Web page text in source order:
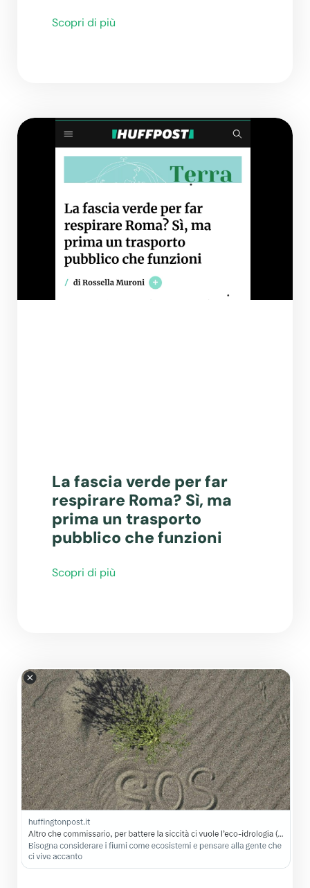
Scopri di più
La fascia verde per far
respirare Roma? Sì, ma
prima un trasporto
pubblico che funzioni
Scopri di più